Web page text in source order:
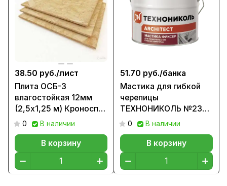
38.50 руб./лист
Плита ОСБ-3
влагостойкая 12мм
(2,5х1,25 м) Кроноспан
РБ0 В наличии
В корзину
51.70 руб./банка
Мастика для гибкой
черепицы
ТЕХНОНИКОЛЬ №23
(Фиксер) 12 кг.
0 В наличии
В корзину